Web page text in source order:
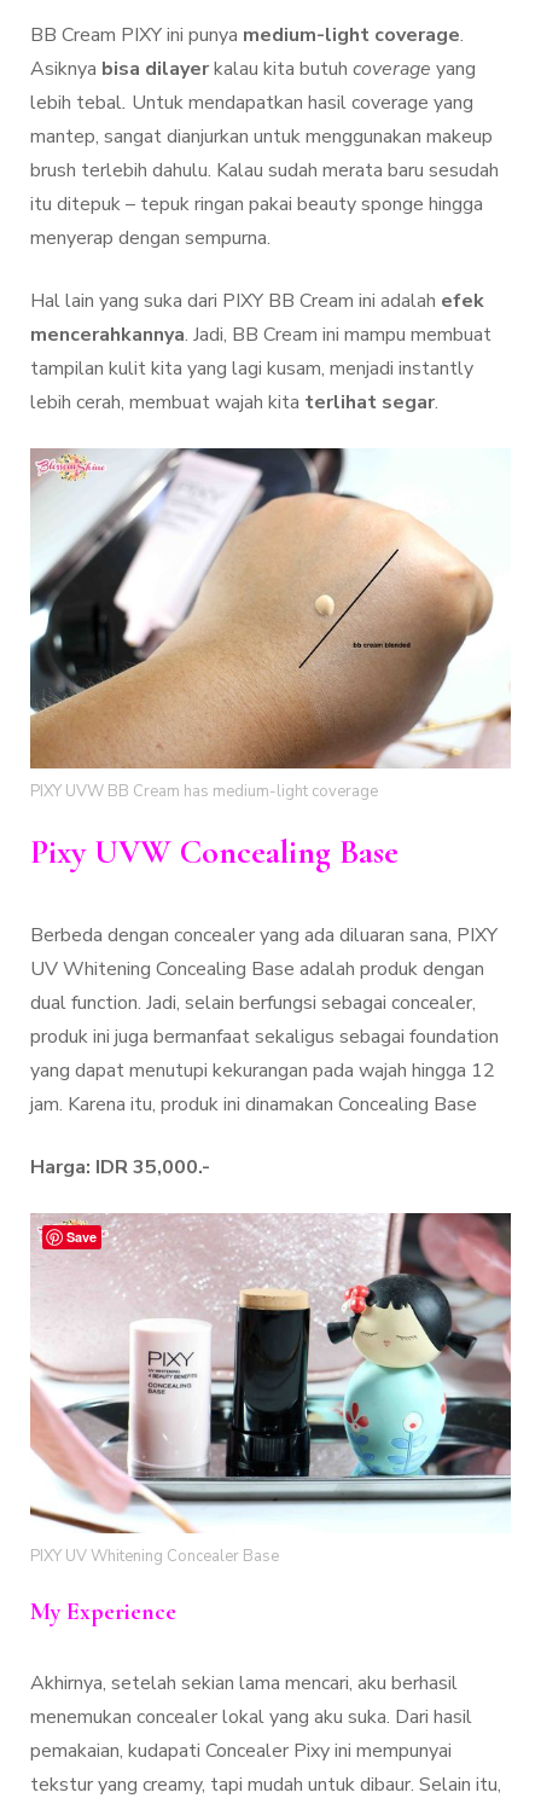
BB Cream PIXY ini punya medium-light coverage.
Asiknya bisa dilayerkalau kita butuh coverage yang
lebih tebal. Untuk mendapatkan hasil coverage yang
mantep, sangat dianjurkan untuk menggunakan makeup
brush terlebih dahulu. Kalau sudah merata baru sesudah
itu ditepuk – tepuk ringan pakai beauty sponge hingga
menyerap dengan sempurna.
Hal lain yang suka dari PIXY BB Cream ini adalah efek
mencerahkannya. Jadi, BB Cream ini mampu membuat
tampilan kulit kita yang lagi kusam, menjadi instantly
lebih cerah, membuat wajah kita terlihat segar.
PIXY UVW BB Cream has medium-light coverage
Pixy UVW Concealing Base
Berbeda dengan concealer yang ada diluaran sana, PIXY
UV Whitening Concealing Base adalah produk dengan
dual function. Jadi, selain berfungsi sebagai concealer,
produk ini juga bermanfaat sekaligus sebagai foundation
yang dapat menutupi kekurangan pada wajah hingga 12
jam. Karena itu, produk ini dinamakan Concealing Base
Harga: IDR 35,000.-
PIXY UV Whitening Concealer Base
My Experience
Akhirnya, setelah sekian lama mencari, aku berhasil
menemukan concealer lokal yang aku suka. Dari hasil
pemakaian, kudapati Concealer Pixy ini mempunyai
tekstur yang creamy, tapi mudah untuk dibaur. Selain itu,
Save